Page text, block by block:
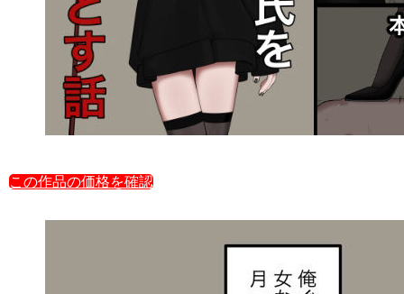
この作品の価格を確認